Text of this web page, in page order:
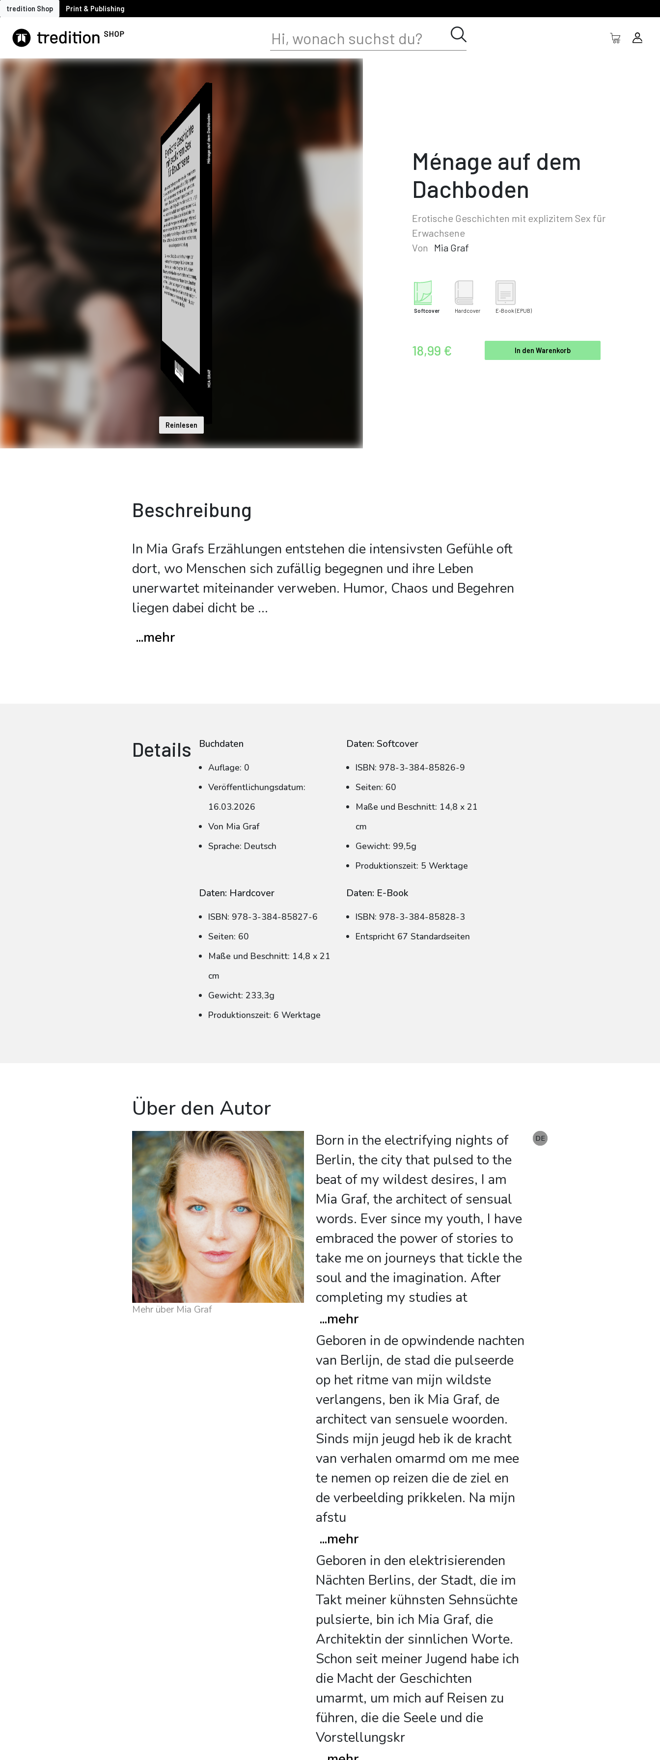
tredition Shop Print & Publishing
Reinlesen
Ménage auf dem
Dachboden
Erotische Geschichten mit explizitem Sex für
Erwachsene
Von
Mia Graf
Softcover Hardcover E-Book (EPUB)
18,99 € In den Warenkorb
Beschreibung
In Mia Grafs Erzählungen entstehen die intensivsten Gefühle oft
dort, wo Menschen sich zufällig begegnen und ihre Leben
unerwartet miteinander verweben. Humor, Chaos und Begehren
liegen dabei dicht be...
...mehr
Details Buchdaten
Auflage: 0
Veröffentlichungsdatum:
16.03.2026
Von Mia Graf
Sprache: Deutsch
Daten: Softcover
ISBN: 978-3-384-85826-9
Seiten: 60
Maße und Beschnitt: 14,8 x 21
cm
Gewicht: 99,5g
Produktionszeit: 5 Werktage
Daten: Hardcover
ISBN: 978-3-384-85827-6
Seiten: 60
Maße und Beschnitt: 14,8 x 21
cm
Gewicht: 233,3g
Produktionszeit: 6 Werktage
Daten: E-Book
ISBN: 978-3-384-85828-3
Entspricht 67 Standardseiten
Über den Autor
Mehr über Mia Graf
Born in the electrifying nights of
Berlin, the city that pulsed to the
beat of my wildest desires, I am
Mia Graf, the architect of sensual
words. Ever since my youth, I have
embraced the power of stories to
take me on journeys that tickle the
soul and the imagination. After
completing my studies at
...mehr
Geboren in de opwindende nachten
van Berlijn, de stad die pulseerde
op het ritme van mijn wildste
verlangens, ben ik Mia Graf, de
architect van sensuele woorden.
Sinds mijn jeugd heb ik de kracht
van verhalen omarmd om me mee
te nemen op reizen die de ziel en
de verbeelding prikkelen. Na mijn
afstu
...mehr
Geboren in den elektrisierenden
Nächten Berlins, der Stadt, die im
Takt meiner kühnsten Sehnsüchte
pulsierte, bin ich Mia Graf, die
Architektin der sinnlichen Worte.
Schon seit meiner Jugend habe ich
die Macht der Geschichten
umarmt, um mich auf Reisen zu
führen, die die Seele und die
Vorstellungskr
EN
DE
DE